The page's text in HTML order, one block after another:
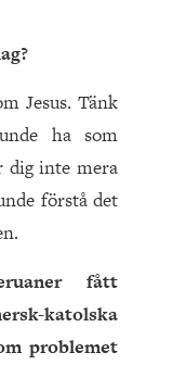
Jesus. Tänk
ha som
dig inte mera
förstå det
fått
katolska
problemet